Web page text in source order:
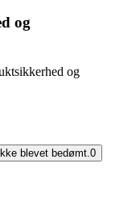
og
og
blevet bedømt.0